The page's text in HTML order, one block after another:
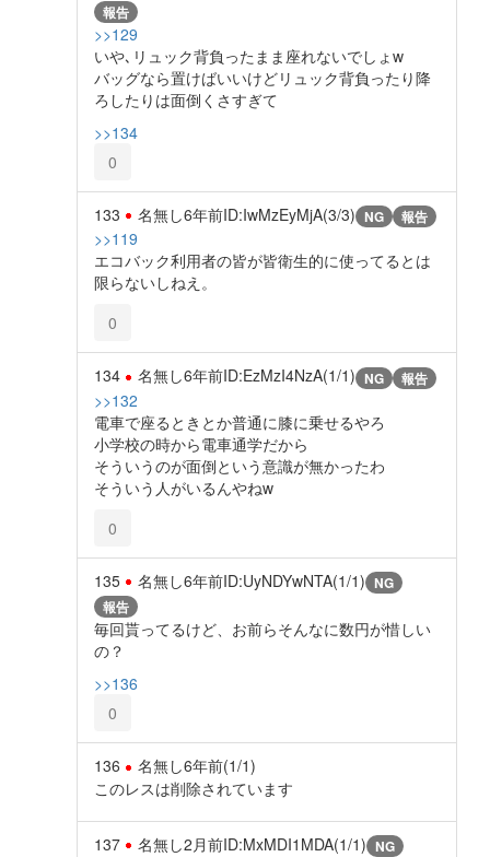
報告
>>129
いや､リュック背負ったまま座れないでしょw
バッグなら置けばいいけどリュック背負ったり降
ろしたりは面倒くさすぎて
>>134
0
133 名無し6年前ID:IwMzEyMjA(3/3) NG 報告
>>119
エコバック利用者の皆が皆衛生的に使ってるとは
限らないしねえ。
0
134 名無し6年前ID:EzMzI4NzA(1/1) NG 報告
>>132
電車で座るときとか普通に膝に乗せるやろ
小学校の時から電車通学だから
そういうのが面倒という意識が無かったわ
そういう人がいるんやねw
0
135 名無し6年前ID:UyNDYwNTA(1/1) NG
報告
毎回貰ってるけど、お前らそんなに数円が惜しい
の？
>>136
0
136 名無し6年前(1/1)
このレスは削除されています
137 名無し2月前ID:MxMDI1MDA(1/1) NG